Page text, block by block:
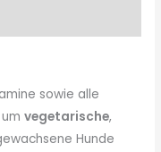
sowie alle
umvegetarische,
Hunde